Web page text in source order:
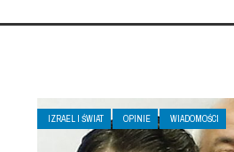
IZRAEL I ŚWIAT OPINIE WIADOMOŚCI